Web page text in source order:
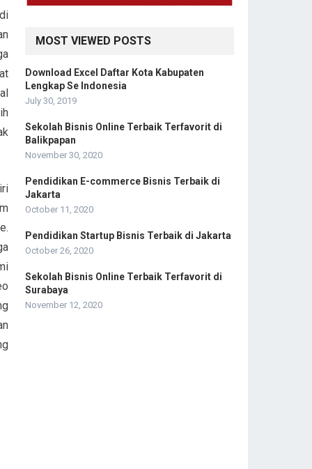
MOST VIEWED POSTS
Download Excel Daftar Kota Kabupaten
Lengkap Se Indonesia
July 30, 2019
Sekolah Bisnis Online Terbaik Terfavorit di
Balikpapan
November 30, 2020
Pendidikan E-commerce Bisnis Terbaik di
Jakarta
October 11, 2020
Pendidikan Startup Bisnis Terbaik di Jakarta
October 26, 2020
Sekolah Bisnis Online Terbaik Terfavorit di
Surabaya
November 12, 2020